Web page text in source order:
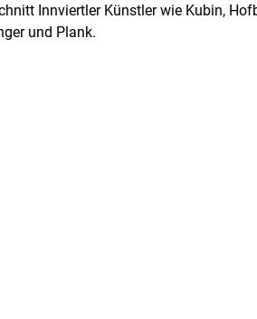
Innviertler Künstler wie Kubin,
und Plank.